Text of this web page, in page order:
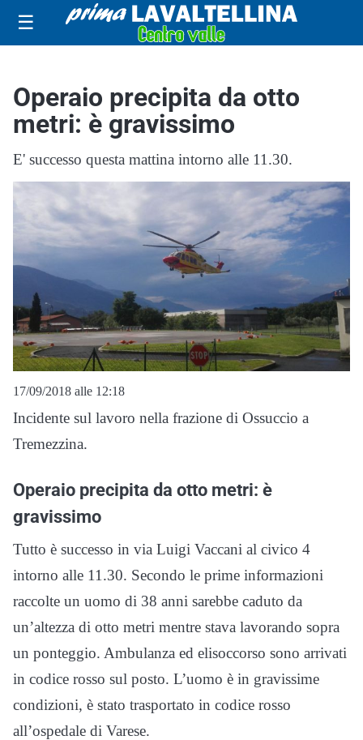
☰
Operaio precipita da otto
metri: è gravissimo
E' successo questa mattina intorno alle 11.30.
17/09/2018 alle 12:18
Incidente sul lavoro nella frazione di Ossuccio a
Tremezzina.
Operaio precipita da otto metri: è
gravissimo
Tutto è successo in via Luigi Vaccani al civico 4
intorno alle 11.30. Secondo le prime informazioni
raccolte un uomo di 38 anni sarebbe caduto da
un’altezza di otto metri mentre stava lavorando sopra
un ponteggio. Ambulanza ed elisoccorso sono arrivati
in codice rosso sul posto. L’uomo è in gravissime
condizioni, è stato trasportato in codice rosso
all’ospedale di Varese.